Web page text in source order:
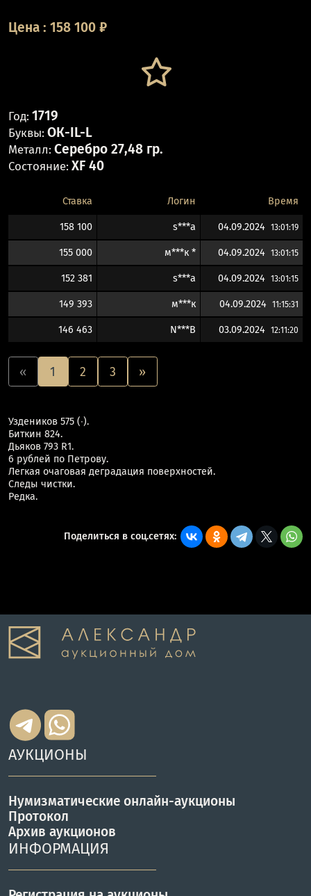
Цена : 158 100 ₽
Год: 1719
Буквы: ОК-IL-L
Металл: Серебро 27,48 гр.
Состояние: XF 40
Ставка Логин Время
158 100 s***a 04.09.2024 13:01:19
155 000 м***к * 04.09.2024 13:01:15
152 381 s***a 04.09.2024 13:01:15
149 393 м***к 04.09.2024 11:15:31
146 463 N***B 03.09.2024 12:11:20
« 1 2 3 »
Уздеников 575 (∙).
Биткин 824.
Дьяков 793 R1.
6 рублей по Петрову.
Легкая очаговая деградация поверхностей.
Следы чистки.
Редка.
Поделиться в соц.сетях:
АУКЦИОНЫ
Нумизматические онлайн-аукционы
Протокол
Архив аукционов
ИНФОРМАЦИЯ